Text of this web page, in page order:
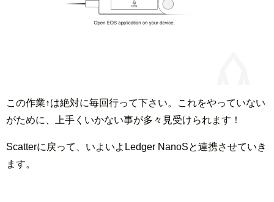
この作業↑は絶対に毎回行って下さい。これをやっていない
がために、上手くいかない事が多々見受けられます！
Scatterに戻って、いよいよLedger NanoSと連携させていき
ます。